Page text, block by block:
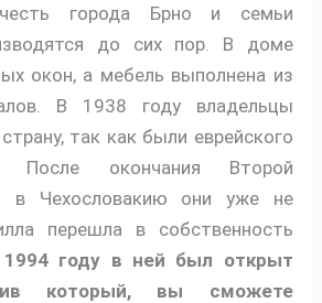
города Брно и семьи
до сих пор. В доме
окон, а мебель выполнена из
В 1938 году владельцы
так как были еврейского
После окончания Второй
в Чехословакию они уже не
перешла в собственность
году в ней был открыт
который, вы сможете